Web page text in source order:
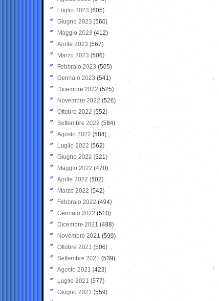
Luglio 2023 (605)
Giugno 2023 (560)
Maggio 2023 (412)
Aprile 2023 (567)
Marzo 2023 (506)
Febbraio 2023 (505)
Gennaio 2023 (541)
Dicembre 2022 (525)
Novembre 2022 (526)
Ottobre 2022 (552)
Settembre 2022 (584)
Agosto 2022 (584)
Luglio 2022 (562)
Giugno 2022 (521)
Maggio 2022 (470)
Aprile 2022 (502)
Marzo 2022 (542)
Febbraio 2022 (494)
Gennaio 2022 (510)
Dicembre 2021 (488)
Novembre 2021 (599)
Ottobre 2021 (506)
Settembre 2021 (539)
Agosto 2021 (423)
Luglio 2021 (577)
Giugno 2021(559)